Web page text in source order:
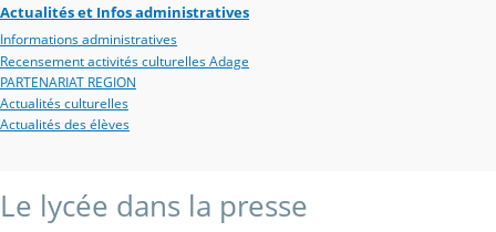
Actualités et Infos administratives
Informations administratives
Recensement activités culturelles Adage
PARTENARIAT REGION
Actualités culturelles
Actualités des élèves
Le lycée dans la presse